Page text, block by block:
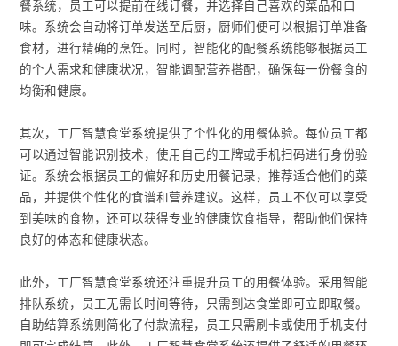
餐系统，员工可以提前在线订餐，并选择自己喜欢的菜品和口
味。系统会自动将订单发送至后厨，厨师们便可以根据订单准备
食材，进行精确的烹饪。同时，智能化的配餐系统能够根据员工
的个人需求和健康状况，智能调配营养搭配，确保每一份餐食的
均衡和健康。
其次，工厂智慧食堂系统提供了个性化的用餐体验。每位员工都
可以通过智能识别技术，使用自己的工牌或手机扫码进行身份验
证。系统会根据员工的偏好和历史用餐记录，推荐适合他们的菜
品，并提供个性化的食谱和营养建议。这样，员工不仅可以享受
到美味的食物，还可以获得专业的健康饮食指导，帮助他们保持
良好的体态和健康状态。
此外，工厂智慧食堂系统还注重提升员工的用餐体验。采用智能
排队系统，员工无需长时间等待，只需到达食堂即可立即取餐。
自助结算系统则简化了付款流程，员工只需刷卡或使用手机支付